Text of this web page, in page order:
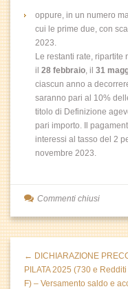
oppure, in un numero
cui le prime due, con
2023.
Le restanti rate,
il 28 febbraio, il 31
ciascun anno a
saranno pari al 10%
titolo di Definizione
pari importo. Il
interessi al tasso del 2
novembre 2023.
Commenti chiusi
← DICHIARAZIONE
PILATA 2025 (730 e Redditi
F) – Versamento saldo e